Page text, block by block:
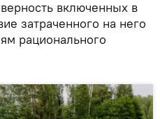
включенных в
затраченного на него
рационального